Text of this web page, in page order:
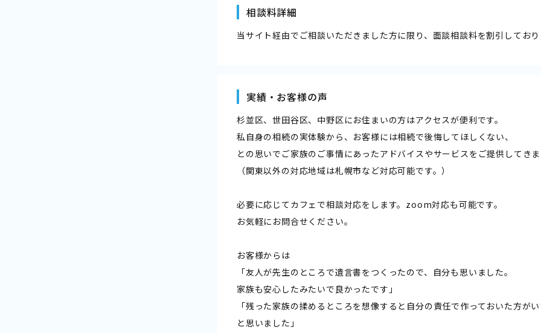
相談料詳細
当サイト経由でご相談いただきました方に限り、面談相談料を割引してお
実績・お客様の声
杉並区、世田谷区、中野区にお住まいの方はアクセスが便利です。
私自身の相続の実体験から、お客様には相続で後悔してほしくない、
との思いでご家族のご事情にあったアドバイスやサービスをご提供してき
（関東以外の対応地域は札幌市など対応可能です。）
必要に応じてカフェで相談対応をします。zoom対応も可能です。
お気軽にお問合せください。
お客様からは
「友人が先生のところで遺言書をつくったので、自分も思いました。
家族も安心したみたいで良かったです」
「残った家族の揉めるところを想像すると自分の責任で作っておいた方が
と思いました」